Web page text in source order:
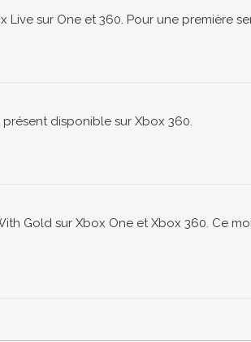
sur One et 360. Pour une première
disponible sur Xbox 360.
Gold sur Xbox One et Xbox 360. Ce